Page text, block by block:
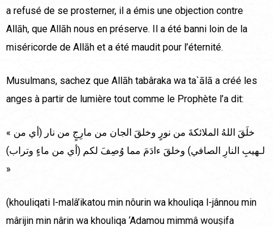
a refusé de se prosterner, il a émis une objection contre
Allāh, que Allāh nous en préserve. Il a été banni loin de la
miséricorde de Allāh et a été maudit pour l’éternité.
Musulmans, sachez que Allāh tabâraka wa ta`ālā a créé les
anges à partir de lumière tout comme le Prophète l’a dit:
« خلَقَ اللهُ الملائكةَ من نورٍ وخلقَ الجان من مارِجٍ من نار (أي من
لـهيبِ النارِ الصافي) وخلقَ ءادَمَ مما وُصِفَ لكم (أي من ماءٍ وتراب)
»
(khouliqati l-malâ’ikatou min nôurin wa khouliqa l-jânnou min
mârijin min nârin wa khouliqa ‘Adamou mimmâ wouṣifa